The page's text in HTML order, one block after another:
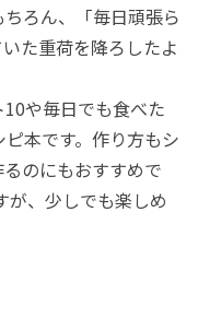
ろん、「毎日頑張ら
た重荷を降ろしたよ
や毎日でも食べた
本です。作り方もシ
のにもおすすめで
が、少しでも楽しめ